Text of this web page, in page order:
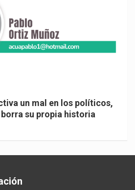
un mal en los políticos,
su propia historia